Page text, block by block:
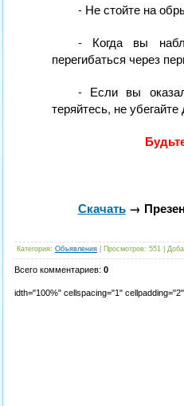
- Не стойте на
- Когда вы
перегибаться через
- Если вы
теряйтесь, не
Скачать→
Категория: Объявления Просмотров: 551
Всего комментариев: 0
idth="100%" cellspacing="1"